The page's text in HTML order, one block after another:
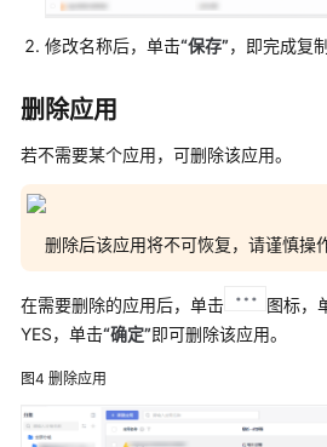
协
（SLA）
白
皮
书
资
支
持
区
修改名称后，单击“保存”，即完成复
删除应用
若不需要某个应用，可删除该应用。
删除后该应用将不可恢复，请谨慎操作
在需要删除的应用后，单击 图标，
YES，单击“确定”即可删除该应用。
图4 删除应用